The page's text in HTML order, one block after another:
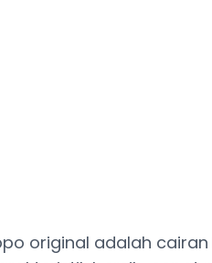
original adalah